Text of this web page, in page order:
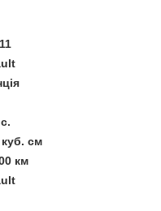
куб. см
км